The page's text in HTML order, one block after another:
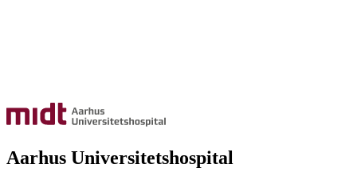
Aarhus Universitetshospital